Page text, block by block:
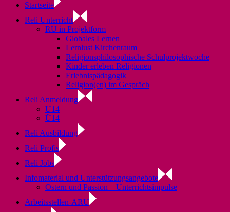
Startseite
Reli Unterricht
RU in Projektform
Globales Lernen
Lernlust Kirchenraum
Religionsphilosophische Schulprojektwoche
Kinder erleben Religionen
Erlebnispädagogik
Religion(en) im Gespräch
Reli Anmeldung
U14
Ü14
Reli Ausbildung
Reli Profis
Reli Jobs
Infomaterial und Unterstützungsangebote
Ostern und Passion – Unterrichtsimpulse
Arbeitsstellen-ARU